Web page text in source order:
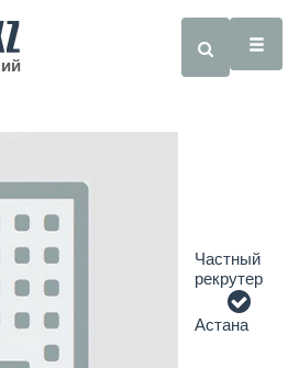
Частный
рекрутер
Астана